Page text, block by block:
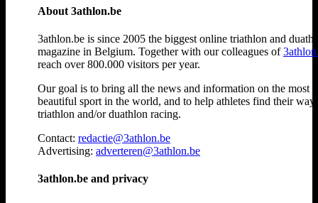
About 3athlon.be
3athlon.be is since 2005 the biggest online triathlon and
magazine in Belgium. Together with our colleagues of
reach over 800.000 visitors per year.
Our goal is to bring all the news and information on the most
beautiful sport in the world, and to help athletes find their way
triathlon and/or duathlon racing.
Contact: redactie@3athlon.be
Advertising: adverteren@3athlon.be
3athlon.be and privacy